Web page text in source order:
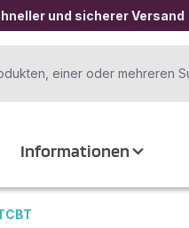
und sicherer Versand
Informationen